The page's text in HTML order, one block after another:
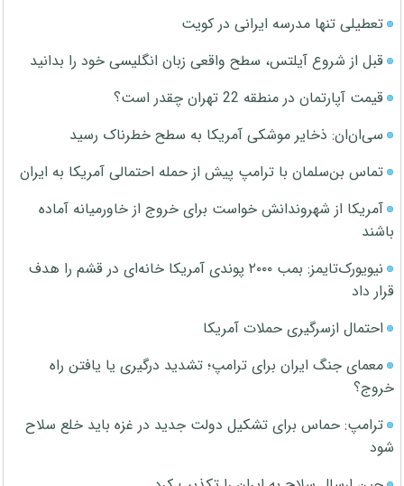
تعطیلی تنها مدرسه ایرانی در کویت
قبل از شروع آیلتس، سطح واقعی زبان انگلیسی خود را بدانید
قیمت آپارتمان در منطقه 22 تهران چقدر است؟
سی‌ان‌ان: ذخایر موشکی آمریکا به سطح خطرناک رسید
تماس بن‌سلمان با ترامپ پیش از حمله احتمالی آمریکا به ایران
آمریکا از شهروندانش خواست برای خروج از خاورمیانه آماده
باشند
نیویورک‌تایمز: بمب ۲۰۰۰ پوندی آمریکا خانه‌ای در قشم را هدف
قرار داد
احتمال ازسرگیری حملات آمریکا
معمای جنگ ایران برای ترامپ؛ تشدید درگیری یا یافتن راه
خروج؟
ترامپ: حماس برای تشکیل دولت جدید در غزه باید خلع سلاح
شود